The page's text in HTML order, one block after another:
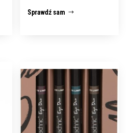
Sprawdź sam